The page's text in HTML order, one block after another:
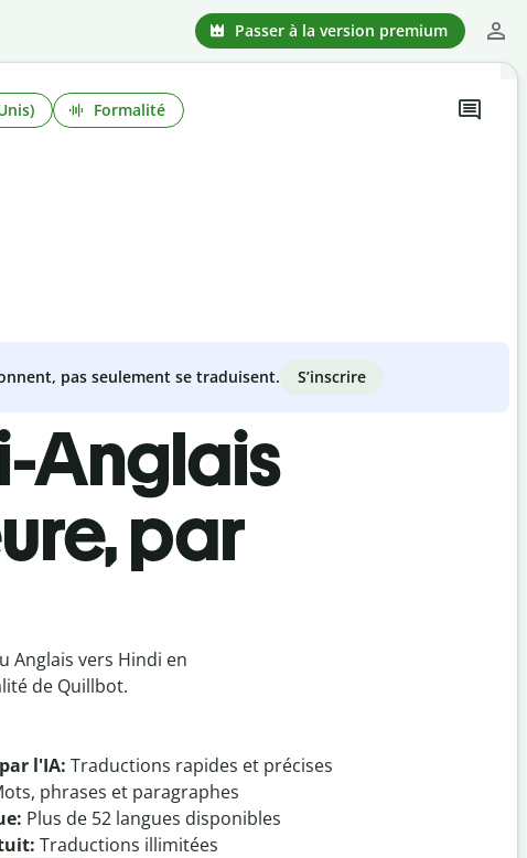
Passer à la version premium
Formalité
pas seulement se traduisent. S’inscrire
Anglais
par
Anglais vers Hindi en
de Quillbot.
l'IA: Traductions rapides et précises
phrases et paragraphes
Plus de 52 langues disponibles
Traductions illimitées